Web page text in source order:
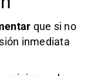
que si no
inmediata